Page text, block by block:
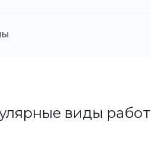
виды работ